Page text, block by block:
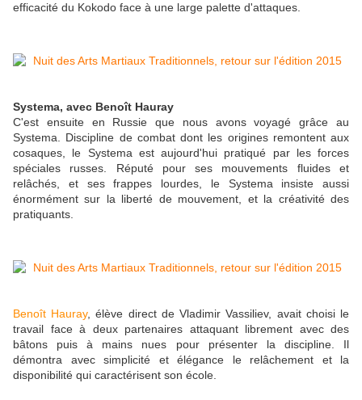
efficacité du Kokodo face à une large palette d'attaques.
Systema, avec Benoît Hauray
C'est ensuite en Russie que nous avons voyagé grâce au
Systema. Discipline de combat dont les origines remontent aux
cosaques, le Systema est aujourd'hui pratiqué par les forces
spéciales russes. Réputé pour ses mouvements fluides et
relâchés, et ses frappes lourdes, le Systema insiste aussi
énormément sur la liberté de mouvement, et la créativité des
pratiquants.
Benoît Hauray, élève direct de Vladimir Vassiliev, avait choisi le
travail face à deux partenaires attaquant librement avec des
bâtons puis à mains nues pour présenter la discipline. Il
démontra avec simplicité et élégance le relâchement et la
disponibilité qui caractérisent son école.